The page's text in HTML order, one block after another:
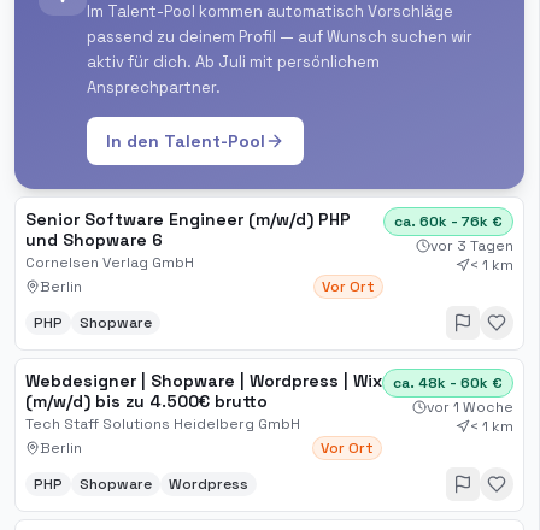
Im Talent-Pool kommen automatisch Vorschläge
passend zu deinem Profil — auf Wunsch suchen wir
aktiv für dich. Ab Juli mit persönlichem
Ansprechpartner.
In den Talent-Pool
Senior Software Engineer (m/w/d) PHP
und Shopware 6
Cornelsen Verlag GmbH
Berlin
Vor Ort
ca. 60k - 76k €
vor 3 Tagen
< 1 km
PHP Shopware
Webdesigner | Shopware | Wordpress | Wix
(m/w/d) bis zu 4.500€ brutto
Tech Staff Solutions Heidelberg GmbH
Berlin
Vor Ort
ca. 48k - 60k €
vor 1 Woche
< 1 km
PHP Shopware Wordpress